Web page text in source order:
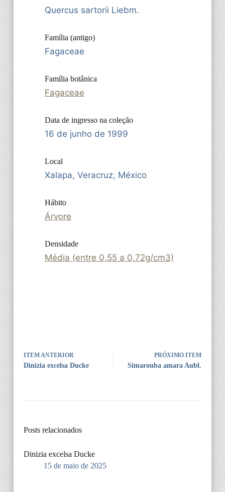
Quercus sartorii Liebm.
Família (antigo)
Fagaceae
Família botânica
Fagaceae
Data de ingresso na coleção
16 de junho de 1999
Local
Xalapa, Veracruz, México
Hábito
Árvore
Densidade
Média (entre 0,55 a 0,72g/cm3)
ITEM ANTERIOR
Dinizia excelsa Ducke
PRÓXIMO ITEM
Simarouba amara Aubl.
Posts relacionados
Dinizia excelsa Ducke
15 de maio de 2025